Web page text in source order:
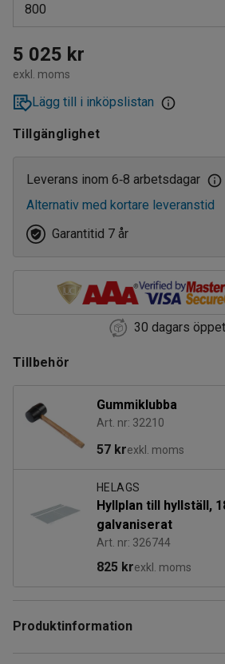
800
320
400
500
600
800
5 025 kr
exkl. moms
Lägg till i inköpslistan
Tillgänglighet
Leverans inom 6‑8 arbetsdagar
Alternativ med kortare leveranstid
Garantitid 7 år
30 dagars
Tillbehör
Gummiklubba
Art. nr: 32210
57 krexkl. moms
HELAGS
Hyllplan till hyllställ,
galvaniserat
Art. nr: 326744
825 krexkl. moms
Produktinformation